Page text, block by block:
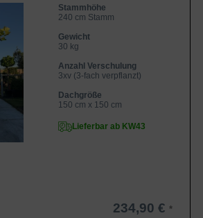
Stammhöhe
240 cm Stamm
Gewicht
30 kg
Anzahl Verschulung
3xv (3-fach verpflanzt)
Dachgröße
150 cm x 150 cm
Lieferbar ab KW43
234,90 €